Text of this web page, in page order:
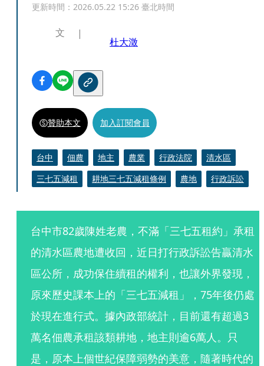
更新時間： 2026.05.22 15:26 臺北時間
文
杜大澂
贊助本文 加入訂閱會員
台中 佃農 地主 農業 行政法院
清水區
三七五減租
耕地三七五減租條例 農地 行政訴訟
台中市82歲陳姓老農，不滿「三七五租約」承租
的清水區農地遭收回，近日打行政訴訟告贏清水
區公所，成功保住續租的權利，也讓外界發現，
原來歷史課本上的「三七五減租」，75年後仍處
於現在進行式。據內政部統計，目前還有超過3
萬名佃農承租該類耕地，地主則逾6萬人。只
是，原本上個世紀保障弱勢的美意，隨著時代的